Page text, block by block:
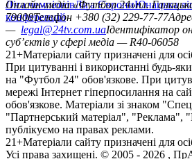
Ліга чемпіонівЛіга ЄвропиЮнацька
конференцій
Онлайн-медіа «Футбол 24»пл.
79008Телефон +380 (32) 229-77-77
— legal@24tv.com.uaІдентифікатор
суб’єктів у сфері медіа — R40-06058
21+Матеріали сайту призначені для
При цитуванні і використанні будь-
на "Футбол 24" обов'язкове. При
мережі Інтернет гіперпосилання на
обов'язкове. Матеріали зі знаком
"Партнерський матеріал", "Реклама",
публікуємо на правах реклами.
21+Матеріали сайту призначені для
Усi права захищенi. © 2005 - 2026 ,